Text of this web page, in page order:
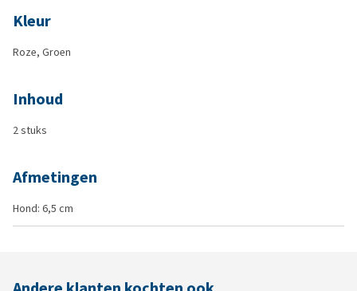
Kleur
Roze, Groen
Inhoud
2 stuks
Afmetingen
Hond: 6,5 cm